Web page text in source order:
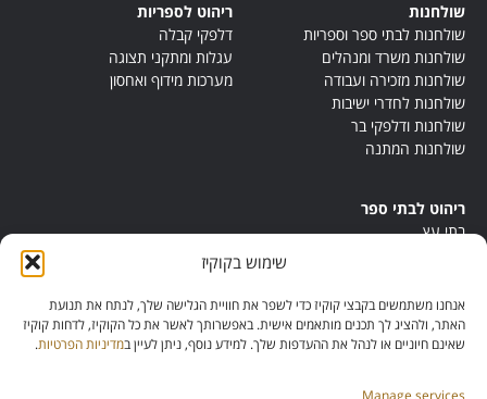
שימוש בקוקיז
אנחנו משתמשים בקבצי קוקיז כדי לשפר את חוויית הגלישה שלך, לנתח את תנועת
האתר, ולהציג לך תכנים מותאמים אישית. באפשרותך לאשר את כל הקוקיז, לדחות קוקיז
שאינם חיוניים או לנהל את ההעדפות שלך. למידע נוסף, ניתן לעיין במדיניות הפרטיות.
Manage services
שולחנות
שולחנות לבתי ספר וספריות
שולחנות משרד ומנהלים
שולחנות מזכירה ועבודה
שולחנות לחדרי ישיבות
שולחנות ודלפקי בר
שולחנות המתנה
ריהוט לספריות
דלפקי קבלה
עגלות ומתקני תצוגה
מערכות מידוף ואחסון
ריהוט לבתי ספר
בתי עץ
ריהוט מונטסורי
ריהוט אנתרופוסופי